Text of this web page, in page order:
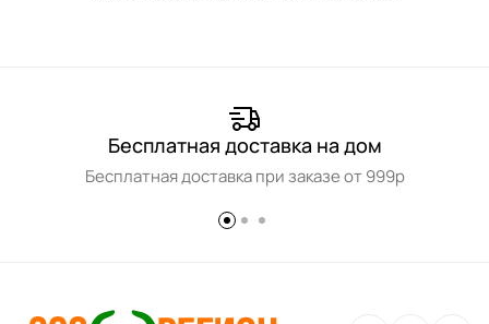
Бесплатная доставка на дом
Бесплатная доставка при заказе от 999р